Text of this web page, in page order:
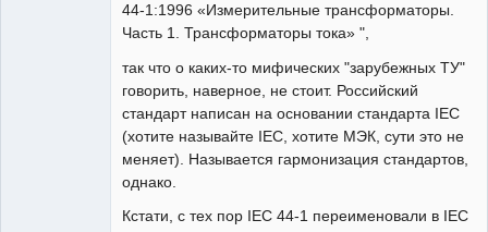
44-1:1996 «Измерительные трансформаторы.
Часть 1. Трансформаторы тока» ",
так что о каких-то мифических "зарубежных ТУ"
говорить, наверное, не стоит. Российский
стандарт написан на основании стандарта IEC
(хотите называйте IEC, хотите МЭК, сути это не
меняет). Называется гармонизация стандартов,
однако.
Кстати, с тех пор IEC 44-1 переименовали в IEC